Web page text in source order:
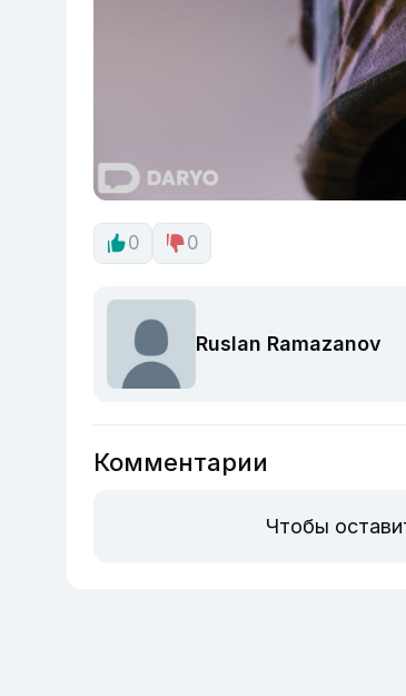
0 0
Ruslan Ramazanov
Комментарии
Чтобы